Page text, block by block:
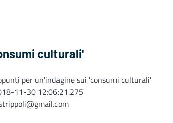
culturali'
per un'indagine sui 'consumi culturali'
11-30 12:06:21.275